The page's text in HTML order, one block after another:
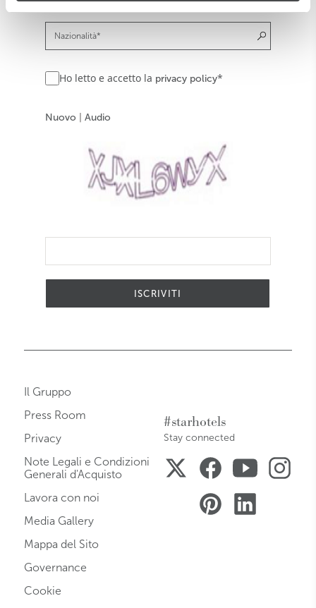
Ho letto e accetto la privacy policy*
Nuovo Audio
ISCRIVITI
#starhotels
Stay connected
Il Gruppo
Press Room
Privacy
Note Legali e Condizioni
Generali d'Acquisto
Lavora con noi
Media Gallery
Mappa del Sito
Governance
Cookie